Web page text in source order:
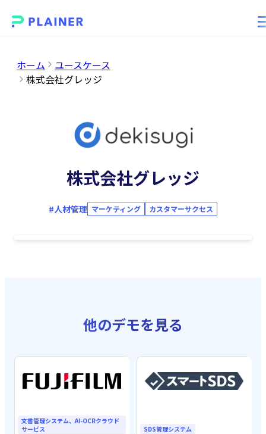
ホーム
ユースケース
株式会社グレッジ
株式会社グレッジ
#人材管理 マーケティング カスタマーサクセス
他のデモを見る
文書管理システム、AI-OCRクラウド
サービス
SDS管理システム